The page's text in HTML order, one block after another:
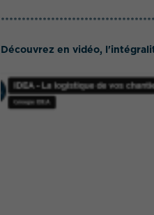
Découvrez en vidéo,